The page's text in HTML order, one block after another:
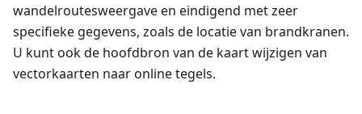
wandelroutesweergave en eindigend met zeer
specifieke gegevens, zoals de locatie van brandkranen.
U kunt ook de hoofdbron van de kaart wijzigen van
vectorkaarten naar online tegels.